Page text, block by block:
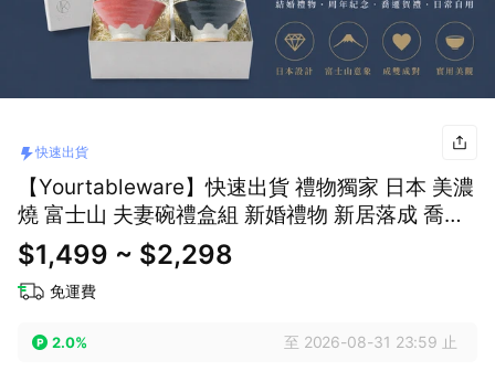
快速出貨
【Yourtableware】快速出貨 禮物獨家 日本 美濃
燒 富士山 夫妻碗禮盒組 新婚禮物 新居落成 喬遷
禮
$1,499 ~ $2,298
免運費
2.0% 至 2026-08-31 23:59 止